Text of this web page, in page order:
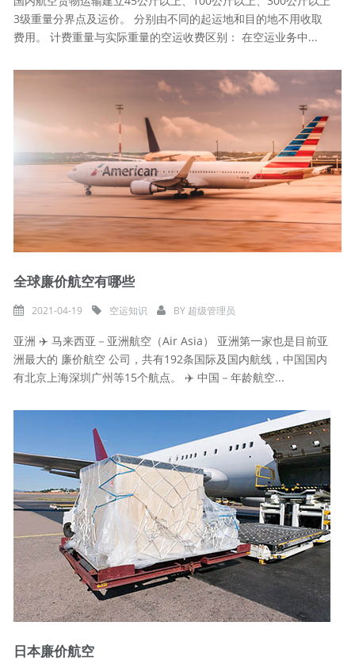
3级重量分界点及运价。 分别由不同的起运地和目的地不用收取
费用。 计费重量与实际重量的空运收费区别： 在空运业务中...
全球廉价航空有哪些
2021-04-19 空运知识 BY 超级管理员
亚洲 ✈️ 马来西亚－亚洲航空（Air Asia） 亚洲第一家也是目前亚
洲最大的 廉价航空 公司，共有192条国际及国内航线，中国国内
有北京上海深圳广州等15个航点。 ✈️ 中国－年龄航空...
日本廉价航空